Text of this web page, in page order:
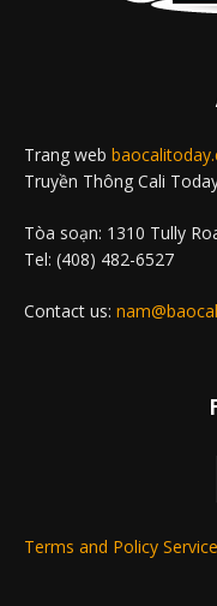
Trang web
Truyền Thông Cali
Tòa soạn: 1310 Tully
Tel: (408) 482-6527
Contact us:
Terms and Policy